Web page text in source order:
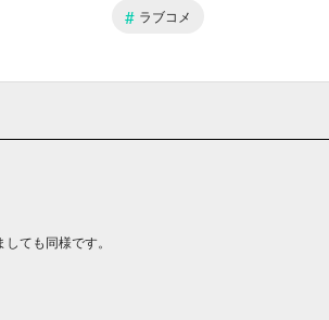
# ラブコメ
ても同様です。